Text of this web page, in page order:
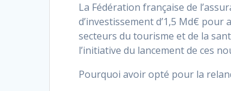
La Fédération française de
d’investissement d’1,5 Md€
secteurs du tourisme et de la
l’initiative du lancement de ces
Pourquoi avoir opté pour la